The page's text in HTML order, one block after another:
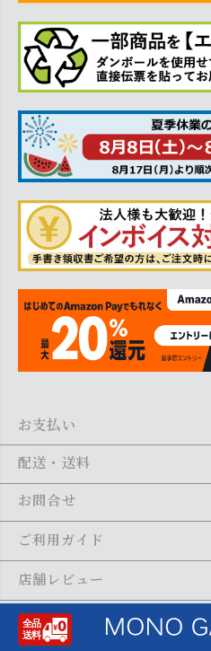
お支払い
Amazon Pay、クレジットカード、
い。
配送・送料
全商品送料無料
状況によって、多少前後する場合が
お問合せ
メール：shopping@monogallery.jp
メールの返信につきましては、1～2
ご利用ガイド
店舗レビュー
会社概要